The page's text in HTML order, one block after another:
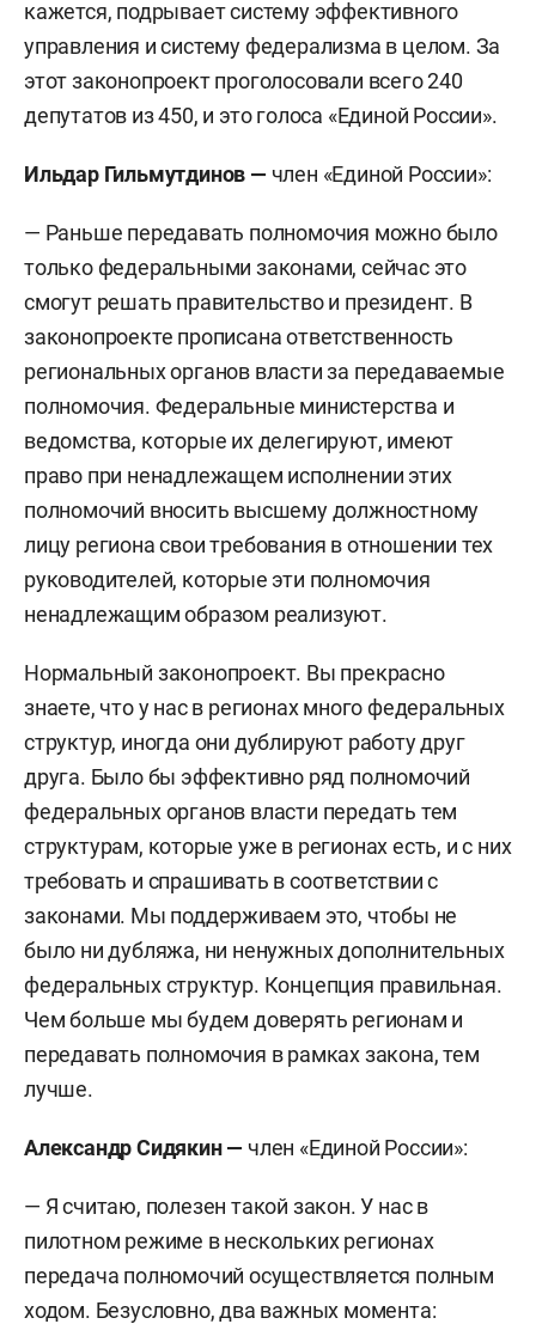
кажется, подрывает систему эффективного
управления и систему федерализма в целом. За
этот законопроект проголосовали всего 240
депутатов из 450, и это голоса «Единой России».
Ильдар Гильмутдинов — член «Единой России»:
— Раньше передавать полномочия можно было
только федеральными законами, сейчас это
смогут решать правительство и президент. В
законопроекте прописана ответственность
региональных органов власти за передаваемые
полномочия. Федеральные министерства и
ведомства, которые их делегируют, имеют
право при ненадлежащем исполнении этих
полномочий вносить высшему должностному
лицу региона свои требования в отношении тех
руководителей, которые эти полномочия
ненадлежащим образом реализуют.
Нормальный законопроект. Вы прекрасно
знаете, что у нас в регионах много федеральных
структур, иногда они дублируют работу друг
друга. Было бы эффективно ряд полномочий
федеральных органов власти передать тем
структурам, которые уже в регионах есть, и с них
требовать и спрашивать в соответствии с
законами. Мы поддерживаем это, чтобы не
было ни дубляжа, ни ненужных дополнительных
федеральных структур. Концепция правильная.
Чем больше мы будем доверять регионам и
передавать полномочия в рамках закона, тем
лучше.
Александр Сидякин — член «Единой России»:
— Я считаю, полезен такой закон. У нас в
пилотном режиме в нескольких регионах
передача полномочий осуществляется полным
ходом. Безусловно, два важных момента: